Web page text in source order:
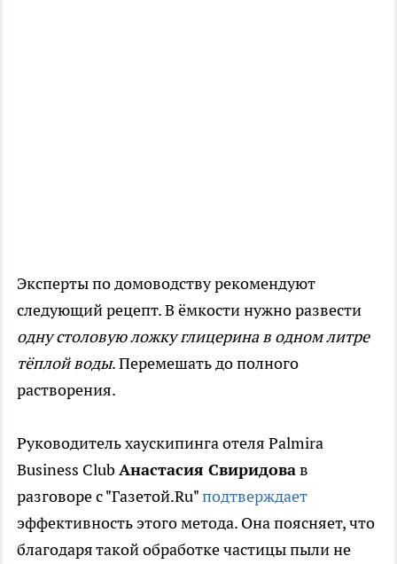
Эксперты по домоводству рекомендуют
следующий рецепт. В ёмкости нужно развести
одну столовую ложку глицерина в одном литре
тёплой воды. Перемешать до полного
растворения.
Руководитель хаускипинга отеля Palmira
Business Club Анастасия Свиридовав
разговоре с "Газетой.Ru"подтверждает
эффективность этого метода. Она поясняет, что
благодаря такой обработке частицы пыли не